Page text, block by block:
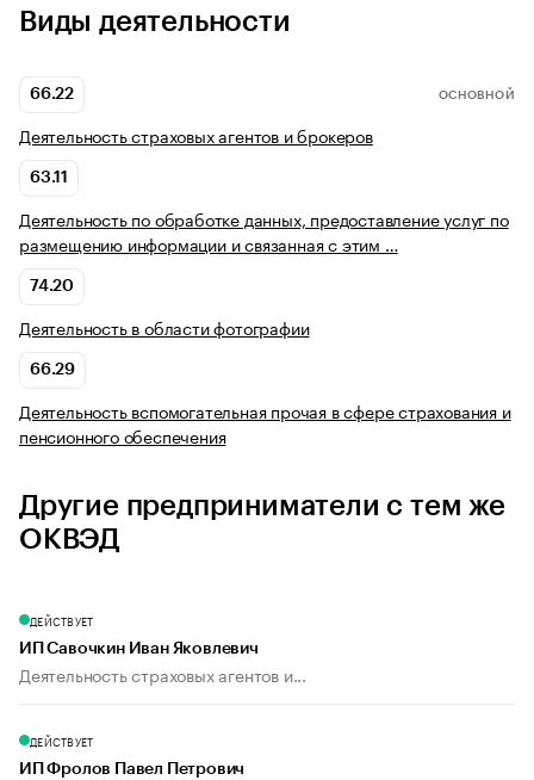
Виды деятельности
66.22 ОСНОВНОЙ
Деятельность страховых агентов и брокеров
63.11
Деятельность по обработке данных, предоставление услуг по
размещению информации и связанная с этим …
74.20
Деятельность в области фотографии
66.29
Деятельность вспомогательная прочая в сфере страхования и
пенсионного обеспечения
Другие предприниматели с тем же
ОКВЭД
ДЕЙСТВУЕТ
ИП Савочкин Иван Яковлевич
Деятельность страховых агентов и...
ДЕЙСТВУЕТ
ИП Фролов Павел Петрович